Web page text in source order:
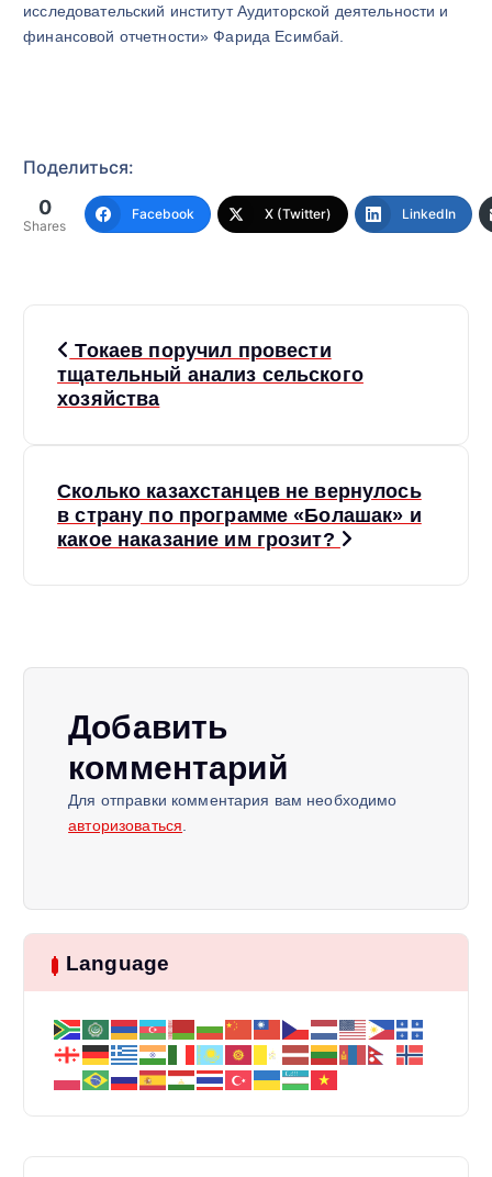
исследовательский институт Аудиторской деятельности и
финансовой отчетности» Фарида Есимбай.
Поделиться:
0
Shares
Facebook X (Twitter) LinkedIn
з
Токаев поручил провести
тщательный анализ сельского
хозяйства
Сколько казахстанцев не вернулось
в страну по программе «Болашак» и
какое наказание им грозит?
Добавить
комментарий
Для отправки комментария вам необходимо
авторизоваться
Language